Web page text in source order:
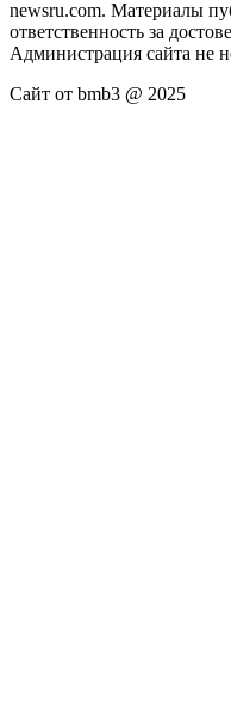
newsru.com. Материалы
ответственность за
Администрация сайта не
Сайт от bmb3 @ 2025